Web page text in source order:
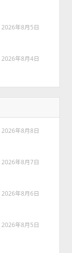
2026年8月5日
2026年8月4日
2026年8月8日
2026年8月7日
2026年8月6日
2026年8月5日